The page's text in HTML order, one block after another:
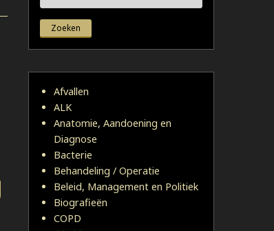
naar:
Afvallen
ALK
Anatomie, Aandoening en
Diagnose
Bacterie
Behandeling / Operatie
Beleid, Management en Politiek
Biografieën
COPD